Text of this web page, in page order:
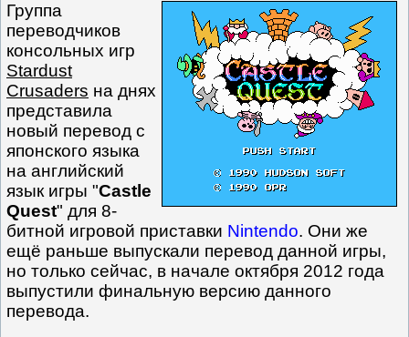
Группа
переводчиков
консольных игр
Stardust
Crusaders на днях
представила
новый перевод с
японского языка
на английский
язык игры "Castle
Quest" для 8-
битной игровой приставки Nintendo. Они же
ещё раньше выпускали перевод данной игры,
но только сейчас, в начале октября 2012 года
выпустили финальную версию данного
перевода.